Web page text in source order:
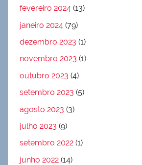
fevereiro 2024 (13)
janeiro 2024 (79)
dezembro 2023 (1)
novembro 2023 (1)
outubro 2023 (4)
setembro 2023 (5)
agosto 2023 (3)
julho 2023 (9)
setembro 2022 (1)
junho 2022 (14)